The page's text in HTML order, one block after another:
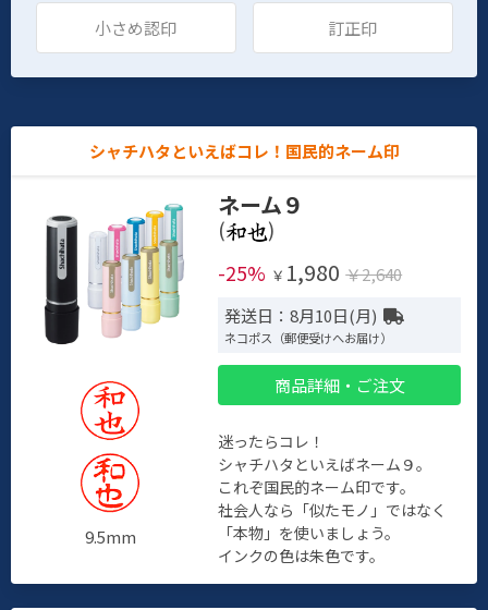
小さめ認印 訂正印
シャチハタといえばコレ！国民的ネーム印
9.5mm
ネーム９
(
)
-25% ￥ 1,980 ￥2,640
発送日：8月10日(月)
ネコポス（郵便受けへお届け）
商品詳細・ご注文
迷ったらコレ！
シャチハタといえばネーム９。
これぞ国民的ネーム印です。
社会人なら「似たモノ」ではなく
「本物」を使いましょう。
インクの色は朱色です。